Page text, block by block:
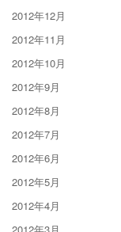
2012年12月
2012年11月
2012年10月
2012年9月
2012年8月
2012年7月
2012年6月
2012年5月
2012年4月